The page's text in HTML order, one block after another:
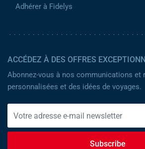
Adhérer à Fidelys
ACCÉDEZ À DES OFFRES
Abonnez-vous à nos communications et
personnalisées et des idées de voyages.
Subscribe